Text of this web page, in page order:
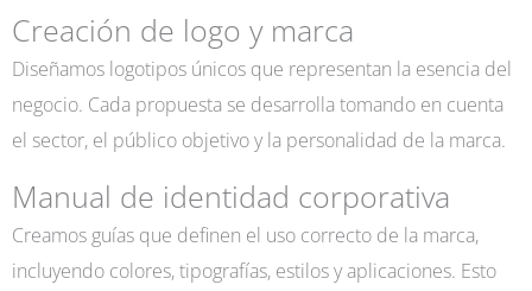
Creación de logo y marca
Diseñamos logotipos únicos que representan la esencia del
negocio. Cada propuesta se desarrolla tomando en cuenta
el sector, el público objetivo y la personalidad de la marca.
Manual de identidad corporativa
Creamos guías que definen el uso correcto de la marca,
incluyendo colores, tipografías, estilos y aplicaciones. Esto